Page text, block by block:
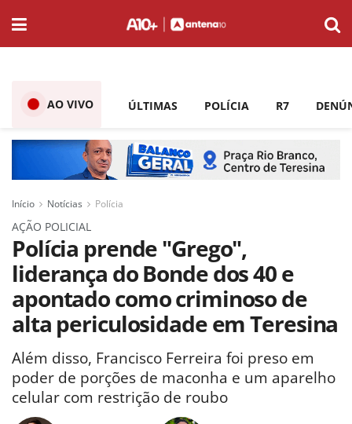
AO VIVO ÚLTIMAS POLÍCIA R7
Início Notícias Polícia
AÇÃO POLICIAL
Polícia prende "Grego",
liderança do Bonde dos 40 e
apontado como criminoso de
alta periculosidade em Teresina
Além disso, Francisco Ferreira foi preso em
poder de porções de maconha e um aparelho
celular com restrição de roubo